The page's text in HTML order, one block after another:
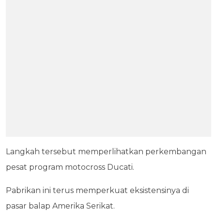
Langkah tersebut memperlihatkan perkembangan
pesat program motocross Ducati.
Pabrikan ini terus memperkuat eksistensinya di
pasar balap Amerika Serikat.